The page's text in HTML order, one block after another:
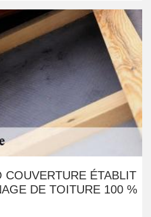
COUVERTURE ÉTABLIT
DE TOITURE 100 %